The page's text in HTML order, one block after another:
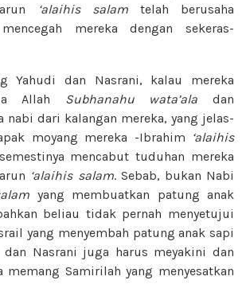
‘alaihis salamtelah berusaha
mereka dengan sekeras-
Yahudi dan Nasrani, kalau mereka
Allah Subhanahu wata’ala dan
nabi dari kalangan mereka, yang jelas-
moyang mereka -Ibrahim ‘alaihis
mencabut tuduhan mereka
‘alaihis salam. Sebab, bukan Nabi
yang membuatkan patung anak
beliau tidak pernah menyetujui
yang menyembah patung anak sapi
dan Nasrani juga harus meyakini dan
memang Samirilah yang menyesatkan